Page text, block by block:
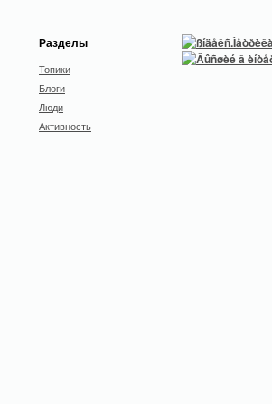
Разделы
Топики
Блоги
Люди
Активность